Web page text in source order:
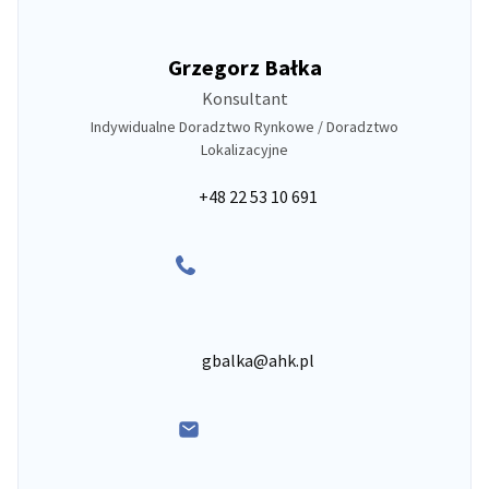
Grzegorz Bałka
Konsultant
Indywidualne Doradztwo Rynkowe / Doradztwo
Lokalizacyjne
+48 22 53 10 691
gbalka@ahk.pl